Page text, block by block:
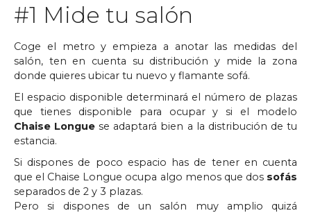
#1 Mide tu salón
Coge el metro y empieza a anotar las medidas del
salón, ten en cuenta su distribución y mide la zona
donde quieres ubicar tu nuevo y flamante sofá.
El espacio disponible determinará el número de plazas
que tienes disponible para ocupar y si el modelo
Chaise Longue se adaptará bien a la distribución de tu
estancia.
Si dispones de poco espacio has de tener en cuenta
que el Chaise Longue ocupa algo menos que dos sofás
separados de 2 y 3 plazas.
Pero si dispones de un salón muy amplio quizá